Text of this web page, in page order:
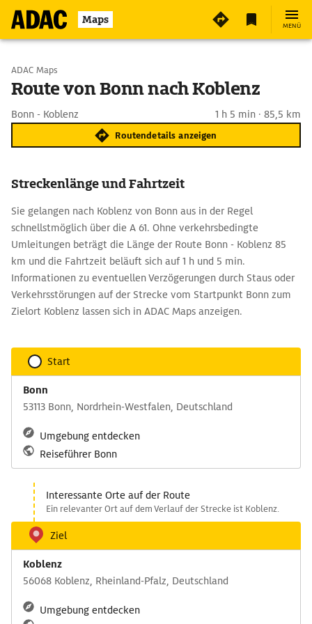
Maps MENÜ
Start wählen
ADAC Maps
Route von Bonn nach Koblenz
Bonn - Koblenz 1 h 5 min · 85,5 km
Routendetails anzeigen
Streckenlänge und Fahrtzeit
Sie gelangen nach Koblenz von Bonn aus in der Regel
schnellstmöglich über die A 61. Ohne verkehrsbedingte
Umleitungen beträgt die Länge der Route Bonn - Koblenz 85
km und die Fahrtzeit beläuft sich auf 1 h und 5 min.
Informationen zu eventuellen Verzögerungen durch Staus oder
Verkehrsstörungen auf der Strecke vom Startpunkt Bonn zum
Zielort Koblenz lassen sich in ADAC Maps anzeigen.
Start
Bonn
53113 Bonn, Nordrhein-Westfalen, Deutschland
Umgebung entdecken
Reiseführer Bonn
Interessante Orte auf der Route
Ein relevanter Ort auf dem Verlauf der Strecke ist Koblenz.
Ziel
Koblenz
56068 Koblenz, Rheinland-Pfalz, Deutschland
Umgebung entdecken